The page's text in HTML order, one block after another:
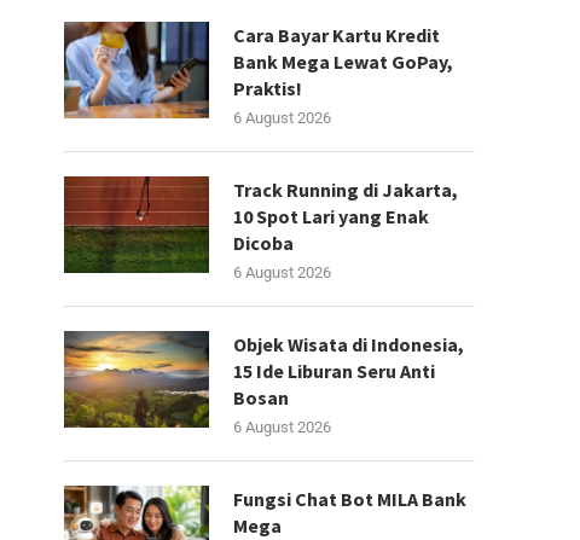
Cara Bayar Kartu Kredit
Bank Mega Lewat GoPay,
Praktis!
6 August 2026
Track Running di Jakarta,
10 Spot Lari yang Enak
Dicoba
6 August 2026
Objek Wisata di Indonesia,
15 Ide Liburan Seru Anti
Bosan
6 August 2026
Fungsi Chat Bot MILA Bank
Mega